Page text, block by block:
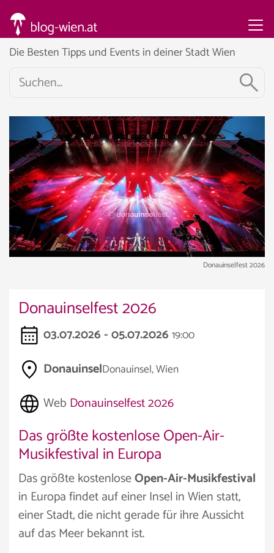
Die Besten Tipps und Events in deiner Stadt Wien
Donauinselfest 2026
Donauinselfest 2026
03.07.2026 - 05.07.2026 19:00
DonauinselDonauinsel, Wien
Web Donauinselfest 2026
Das größte kostenlose Open-Air-
Musikfestival in Europa
Das größte kostenloseOpen-Air-Musikfestival
in Europa findet auf einer Insel in Wien statt,
einer Stadt, die nicht gerade für ihre Aussicht
auf das Meer bekannt ist.